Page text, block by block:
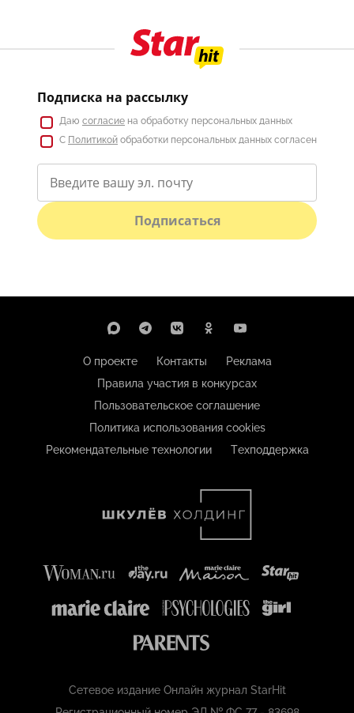
Подписка на рассылку
Даю согласие на обработку персональных данных
С Политикой обработки персональных данных согласен
Подписаться
О проекте Контакты
Реклама
Правила участия в конкурсах
Пользовательское соглашение
Политика использования cookies
Рекомендательные технологии
Техподдержка
Сетевое издание Онлайн журнал StarHit